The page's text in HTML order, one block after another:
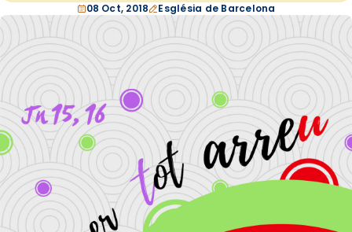
08 Oct, 2018 Església de Barcelona